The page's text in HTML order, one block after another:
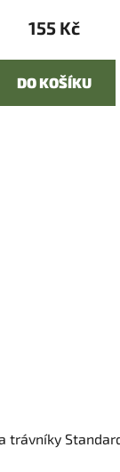
155 Kč
DO KOŠÍKU
trávníky